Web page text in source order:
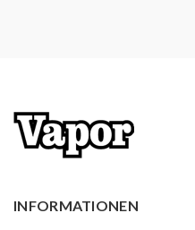
INFORMATIONEN